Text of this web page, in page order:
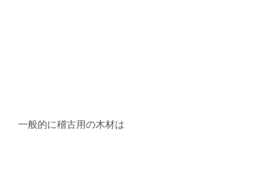
一般的に稽古用の木材は